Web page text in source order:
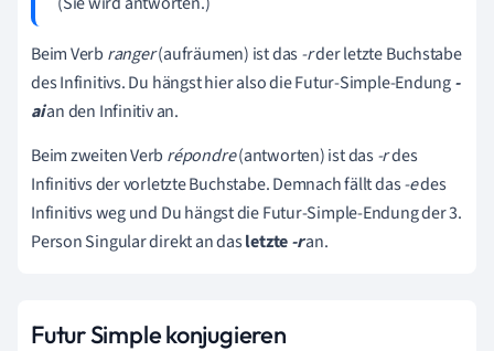
Beim Verb ranger(aufräumen) ist das-rder letzte Buchstabe
des Infinitivs. Du hängst hier also die Futur-Simple-Endung-
aian den Infinitiv an.
Beim zweiten Verb répondre(antworten) ist das-rdes
Infinitivs der vorletzte Buchstabe. Demnach fällt das-edes
Infinitivsweg und Du hängst die Futur-Simple-Endung der 3.
Person Singular direkt an dasletzte-ran.
Futur Simple konjugieren